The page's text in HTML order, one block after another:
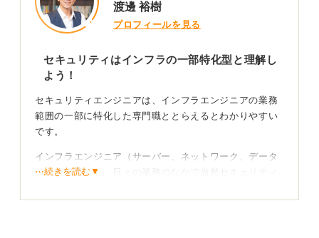
0
渡邊 裕樹
プロフィールを見る
セキュリティはインフラの一部特化型と理解し
よう！
セキュリティエンジニアは、インフラエンジニアの業務
範囲の一部に特化した専門職ととらえるとわかりやすい
です。
インフラエンジニア（サーバー、ネットワーク、データ
ベース担当）も、日々の業務のなかで当然セキュリティ
⋯続きを読む▼